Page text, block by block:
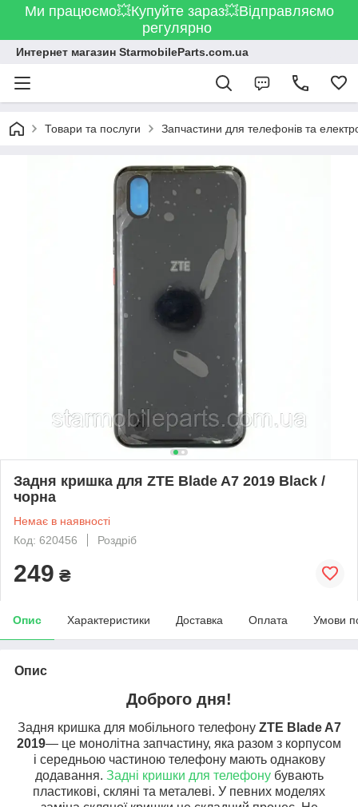
Ми працюємо💥Купуйте зараз💥Відправляємо
регулярно
Интернет магазин StarmobileParts.com.ua
Товари та послуги Запчастини для телефонів та
Задня кришка для ZTE Blade A7 2019 Black /
чорна
Немає в наявності
Код: 620456
Роздріб
249 ₴
Опис Характеристики Доставка Оплата Умови
Опис
Доброго дня!
Задня кришка для мобільного телефону ZTE Blade A7
2019— це монолітна запчастину, яка разом з корпусом
і середньою частиною телефону мають однакову
додавання. Задні кришки для телефонубувають
пластикові, скляні та металеві. У певних моделях